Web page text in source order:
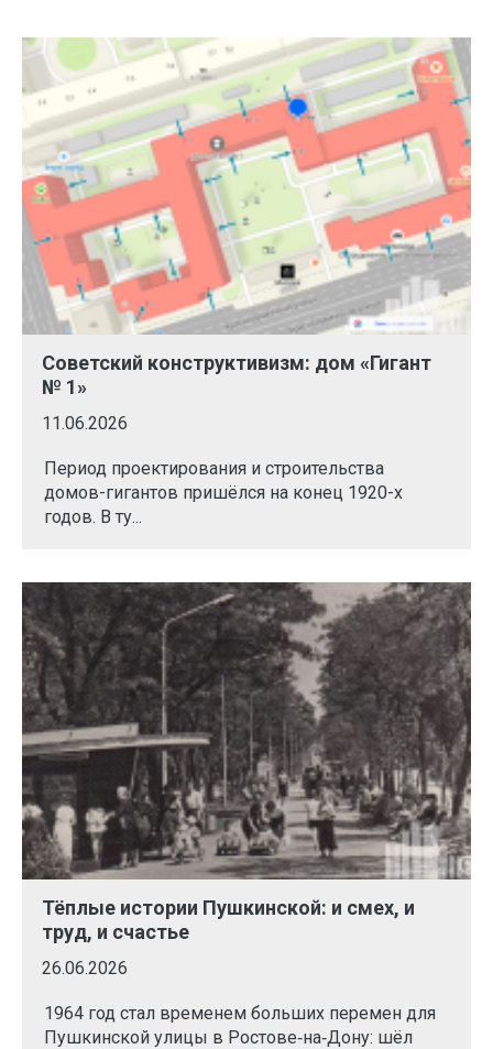
Советский конструктивизм: дом «Гигант
№ 1»
11.06.2026
Период проектирования и строительства
домов-гигантов пришёлся на конец 1920-х
годов. В ту...
Тёплые истории Пушкинской: и смех, и
труд, и счастье
26.06.2026
1964 год стал временем больших перемен для
Пушкинской улицы в Ростове‑на‑Дону: шёл